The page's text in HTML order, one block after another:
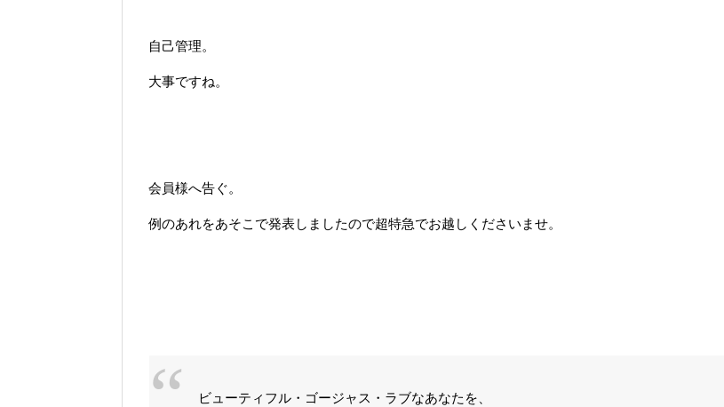
自己管理。
大事ですね。
会員様へ告ぐ。
例のあれをあそこで発表しましたので超特急でお越しくださいませ。
ビューティフル・ゴージャス・ラブなあなたを、